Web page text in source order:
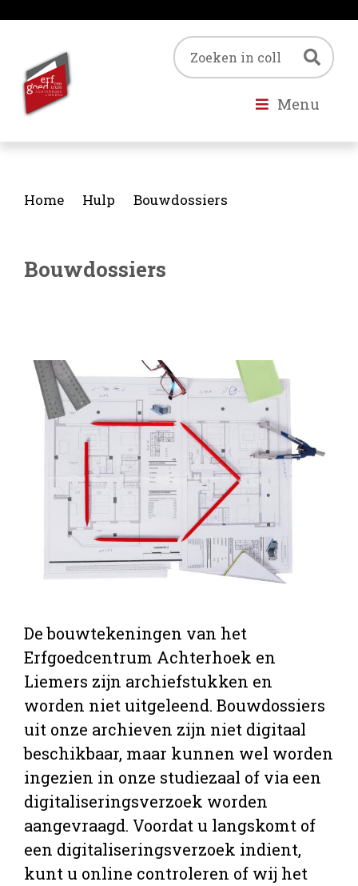
Trefwoord
Menu
Home Hulp Bouwdossiers
Bouwdossiers
De bouwtekeningen van het
Erfgoedcentrum Achterhoek en
Liemers zijn archiefstukken en
worden niet uitgeleend. Bouwdossiers
uit onze archieven zijn niet digitaal
beschikbaar, maar kunnen wel worden
ingezien in onze studiezaal of via een
digitaliseringsverzoek worden
aangevraagd. Voordat u langskomt of
een digitaliseringsverzoek indient,
kunt u online controleren of wij het